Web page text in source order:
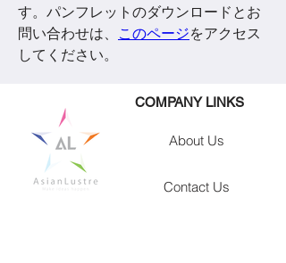
す。パンフレットのダウンロードとお
問い合わせは、
このページをアクセス
してください。
​COMPANY LINKS
About Us
Contact Us